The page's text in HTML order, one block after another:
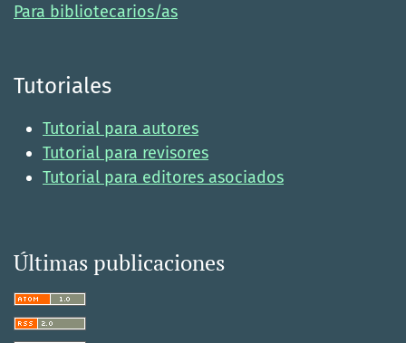
Para bibliotecarios/as
Tutoriales
Tutorial para autores
Tutorial para revisores
Tutorial para editores asociados
Últimas publicaciones